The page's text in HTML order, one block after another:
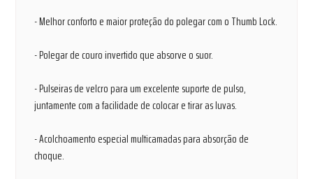
- Melhor conforto e maior proteção do polegar com o Thumb Lock.
- Polegar de couro invertido que absorve o suor.
- Pulseiras de velcro para um excelente suporte de pulso,
juntamente com a facilidade de colocar e tirar as luvas.
- Acolchoamento especial multicamadas para absorção de
choque.